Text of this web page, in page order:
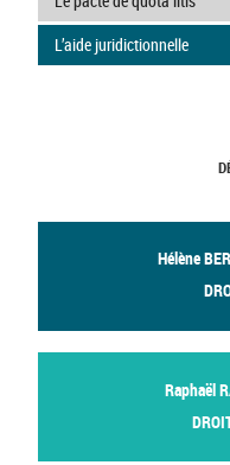
L’aide juridictionnelle
Hélène
Raphaël